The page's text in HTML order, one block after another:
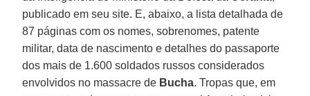
publicado em seu site. E, abaixo, a lista detalhada de
87 páginas com os nomes, sobrenomes, patente
militar, data de nascimento e detalhes do passaporte
dos mais de 1.600 soldados russos considerados
envolvidos no massacre de Bucha. Tropas que, em